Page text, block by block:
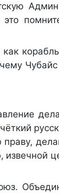
извечной